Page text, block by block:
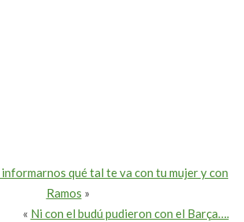
qué tal te va con tu mujer y con
Ramos »
« Ni con el budú pudieron con el Barça….